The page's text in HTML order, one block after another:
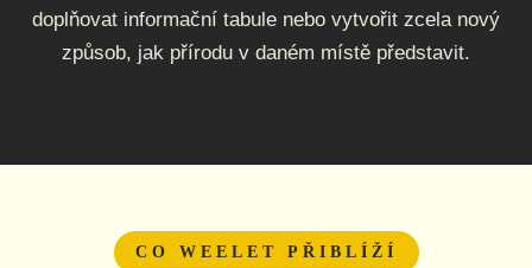
doplňovat informační tabule nebo vytvořit zcela nový
způsob, jak přírodu v daném místě představit.
CO WEELET PŘIBLÍŽÍ